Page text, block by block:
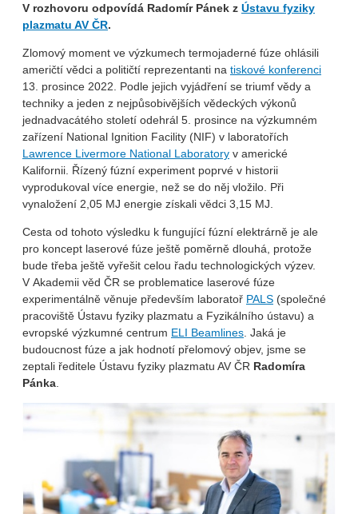
V rozhovoru odpovídá Radomír Pánek z Ústavu fyziky
plazmatu AV ČR.
Zlomový moment ve výzkumech termojaderné fúze ohlásili
američtí vědci a političtí reprezentanti na tiskové konferenci
13. prosince 2022. Podle jejich vyjádření se triumf vědy a
techniky a jeden z nejpůsobivějších vědeckých výkonů
jednadvacátého století odehrál 5. prosince na výzkumném
zařízení National Ignition Facility (NIF) v laboratořích
Lawrence Livermore National Laboratory v americké
Kalifornii. Řízený fúzní experiment poprvé v historii
vyprodukoval více energie, než se do něj vložilo. Při
vynaložení 2,05 MJ energie získali vědci 3,15 MJ.
Cesta od tohoto výsledku k fungující fúzní elektrárně je ale
pro koncept laserové fúze ještě poměrně dlouhá, protože
bude třeba ještě vyřešit celou řadu technologických výzev.
V Akademii věd ČR se problematice laserové fúze
experimentálně věnuje především laboratoř PALS (společné
pracoviště Ústavu fyziky plazmatu a Fyzikálního ústavu) a
evropské výzkumné centrum ELI Beamlines. Jaká je
budoucnost fúze a jak hodnotí přelomový objev, jsme se
zeptali ředitele Ústavu fyziky plazmatu AV ČR Radomíra
Pánka.